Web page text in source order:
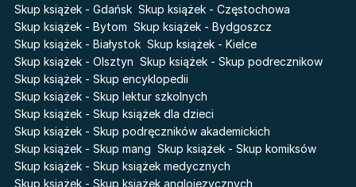
Skup książek - Gdańsk Skup książek - Częstochowa
Skup książek - Bytom Skup książek - Bydgoszcz
Skup książek - Białystok Skup książek - Kielce
Skup książek - Olsztyn Skup książek - Skup podrecznikow
Skup książek - Skup encyklopedii
Skup książek - Skup lektur szkolnych
Skup książek - Skup książek dla dzieci
Skup książek - Skup podręczników akademickich
Skup książek - Skup mang Skup książek - Skup komiksów
Skup książek - Skup książek medycznych
Skup książek - Skup książek anglojęzycznych